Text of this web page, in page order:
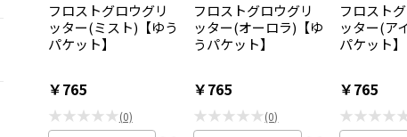
フロストグロウグリ
ッター(ミスト)【ゆう
パケット】
￥765
★★★★★(0)
フロストグロウグリ
ッター(オーロラ)【ゆ
うパケット】
￥765
★★★★★(0)
フロスト
ッター(ア
パケット】
￥765